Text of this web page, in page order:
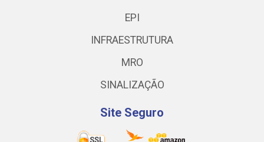
EPI
INFRAESTRUTURA
MRO
SINALIZAÇÃO
Site Seguro